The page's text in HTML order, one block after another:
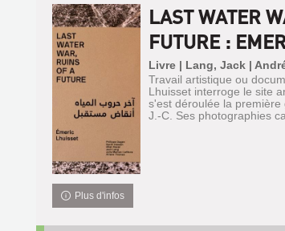
LAST WATER
FUTURE :
Livre | Lang, Jack |
Travail artistique ou
Lhuisset interroge le site
s'est déroulée la
J.-C. Ses photographies
Plus d'infos